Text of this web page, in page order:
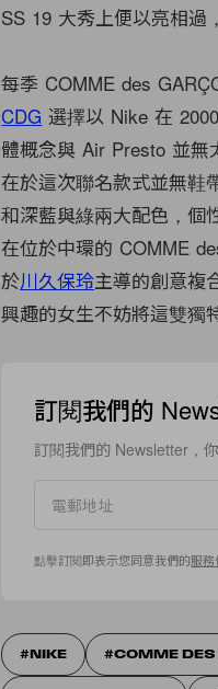
SS 19 大秀上便以亮相過
每季 COMME des
CDG 選擇以 Nike 在
體概念與 Air Presto 並無
在於這次聯名款式並無鞋
和深藍與綠兩大配色，個
在位於中環的 COMME
於川久保玲主導的創意複
興趣的女生不妨將這雙獨
訂閱我們的
訂閱我們的 Newsletter，
點擊訂閱即表示您同意我們的服
NIKE COMME